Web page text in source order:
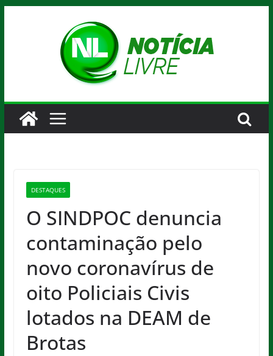
DESTAQUES
O SINDPOC denuncia
contaminação pelo
novo coronavírus de
oito Policiais Civis
lotados na DEAM de
Brotas